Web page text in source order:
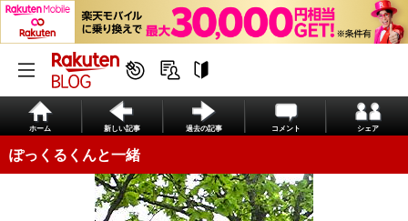
ホーム 新しい記事 過去の記事 コメント シェア
ぽっくるくんと一緒